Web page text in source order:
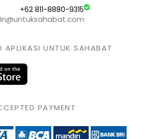
+62 811-8880-9315
APLIKASI UNTUK SAHABAT
PAYMENT